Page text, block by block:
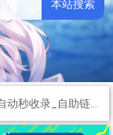
本站搜索